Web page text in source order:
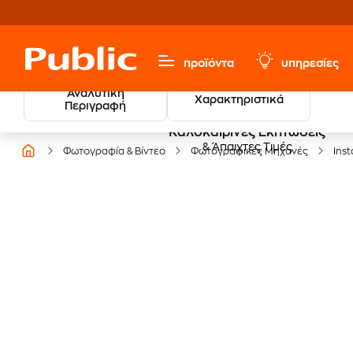
προϊόντα υπηρεσίες
Αναλυτική
Περιγραφή
Χαρακτηριστικά
Καλοκαιρινές Εκπτώσεις
& Άπαιχτες Τιμές
Φωτογραφία & Βίντεο Φωτογραφικές Μηχανές